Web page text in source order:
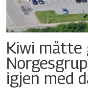
Kiwi måtte
igjen med